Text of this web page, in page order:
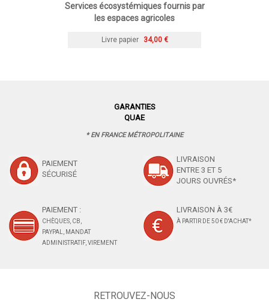
Services écosystémiques fournis par
les espaces agricoles
Livre papier 34,00 €
GARANTIES
QUAE
* EN FRANCE MÉTROPOLITAINE
PAIEMENT
SÉCURISÉ
LIVRAISON
ENTRE 3 ET 5
JOURS OUVRÉS*
PAIEMENT :
CHÈQUES, CB,
PAYPAL, MANDAT
ADMINISTRATIF, VIREMENT
LIVRAISON À 3€
À PARTIR DE 50 € D'ACHAT*
RETROUVEZ-NOUS